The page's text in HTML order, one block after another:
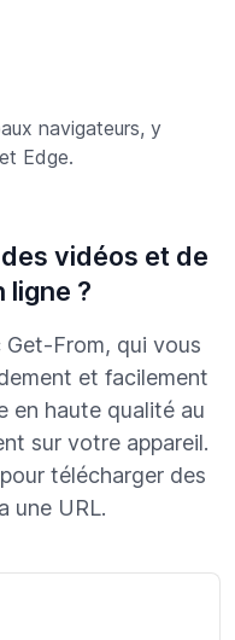
navigateurs, y
Edge.
vidéos et de
ligne ?
From, qui vous
et facilement
en haute qualité au
sur votre appareil.
télécharger des
une URL.